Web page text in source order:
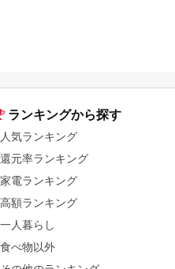
ランキングから探す
人気ランキング
還元率ランキング
家電ランキング
高額ランキング
一人暮らし
食べ物以外